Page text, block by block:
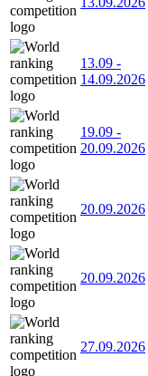
13.09 -
14.09.2026
19.09 -
20.09.2026
20.09.2026
20.09.2026
27.09.2026